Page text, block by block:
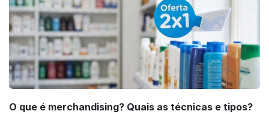
O que é merchandising? Quais as técnicas e tipos?